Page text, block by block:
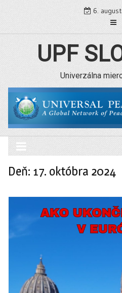
6.
UPF
Univerzálna
Deň: 17. októbra 2024